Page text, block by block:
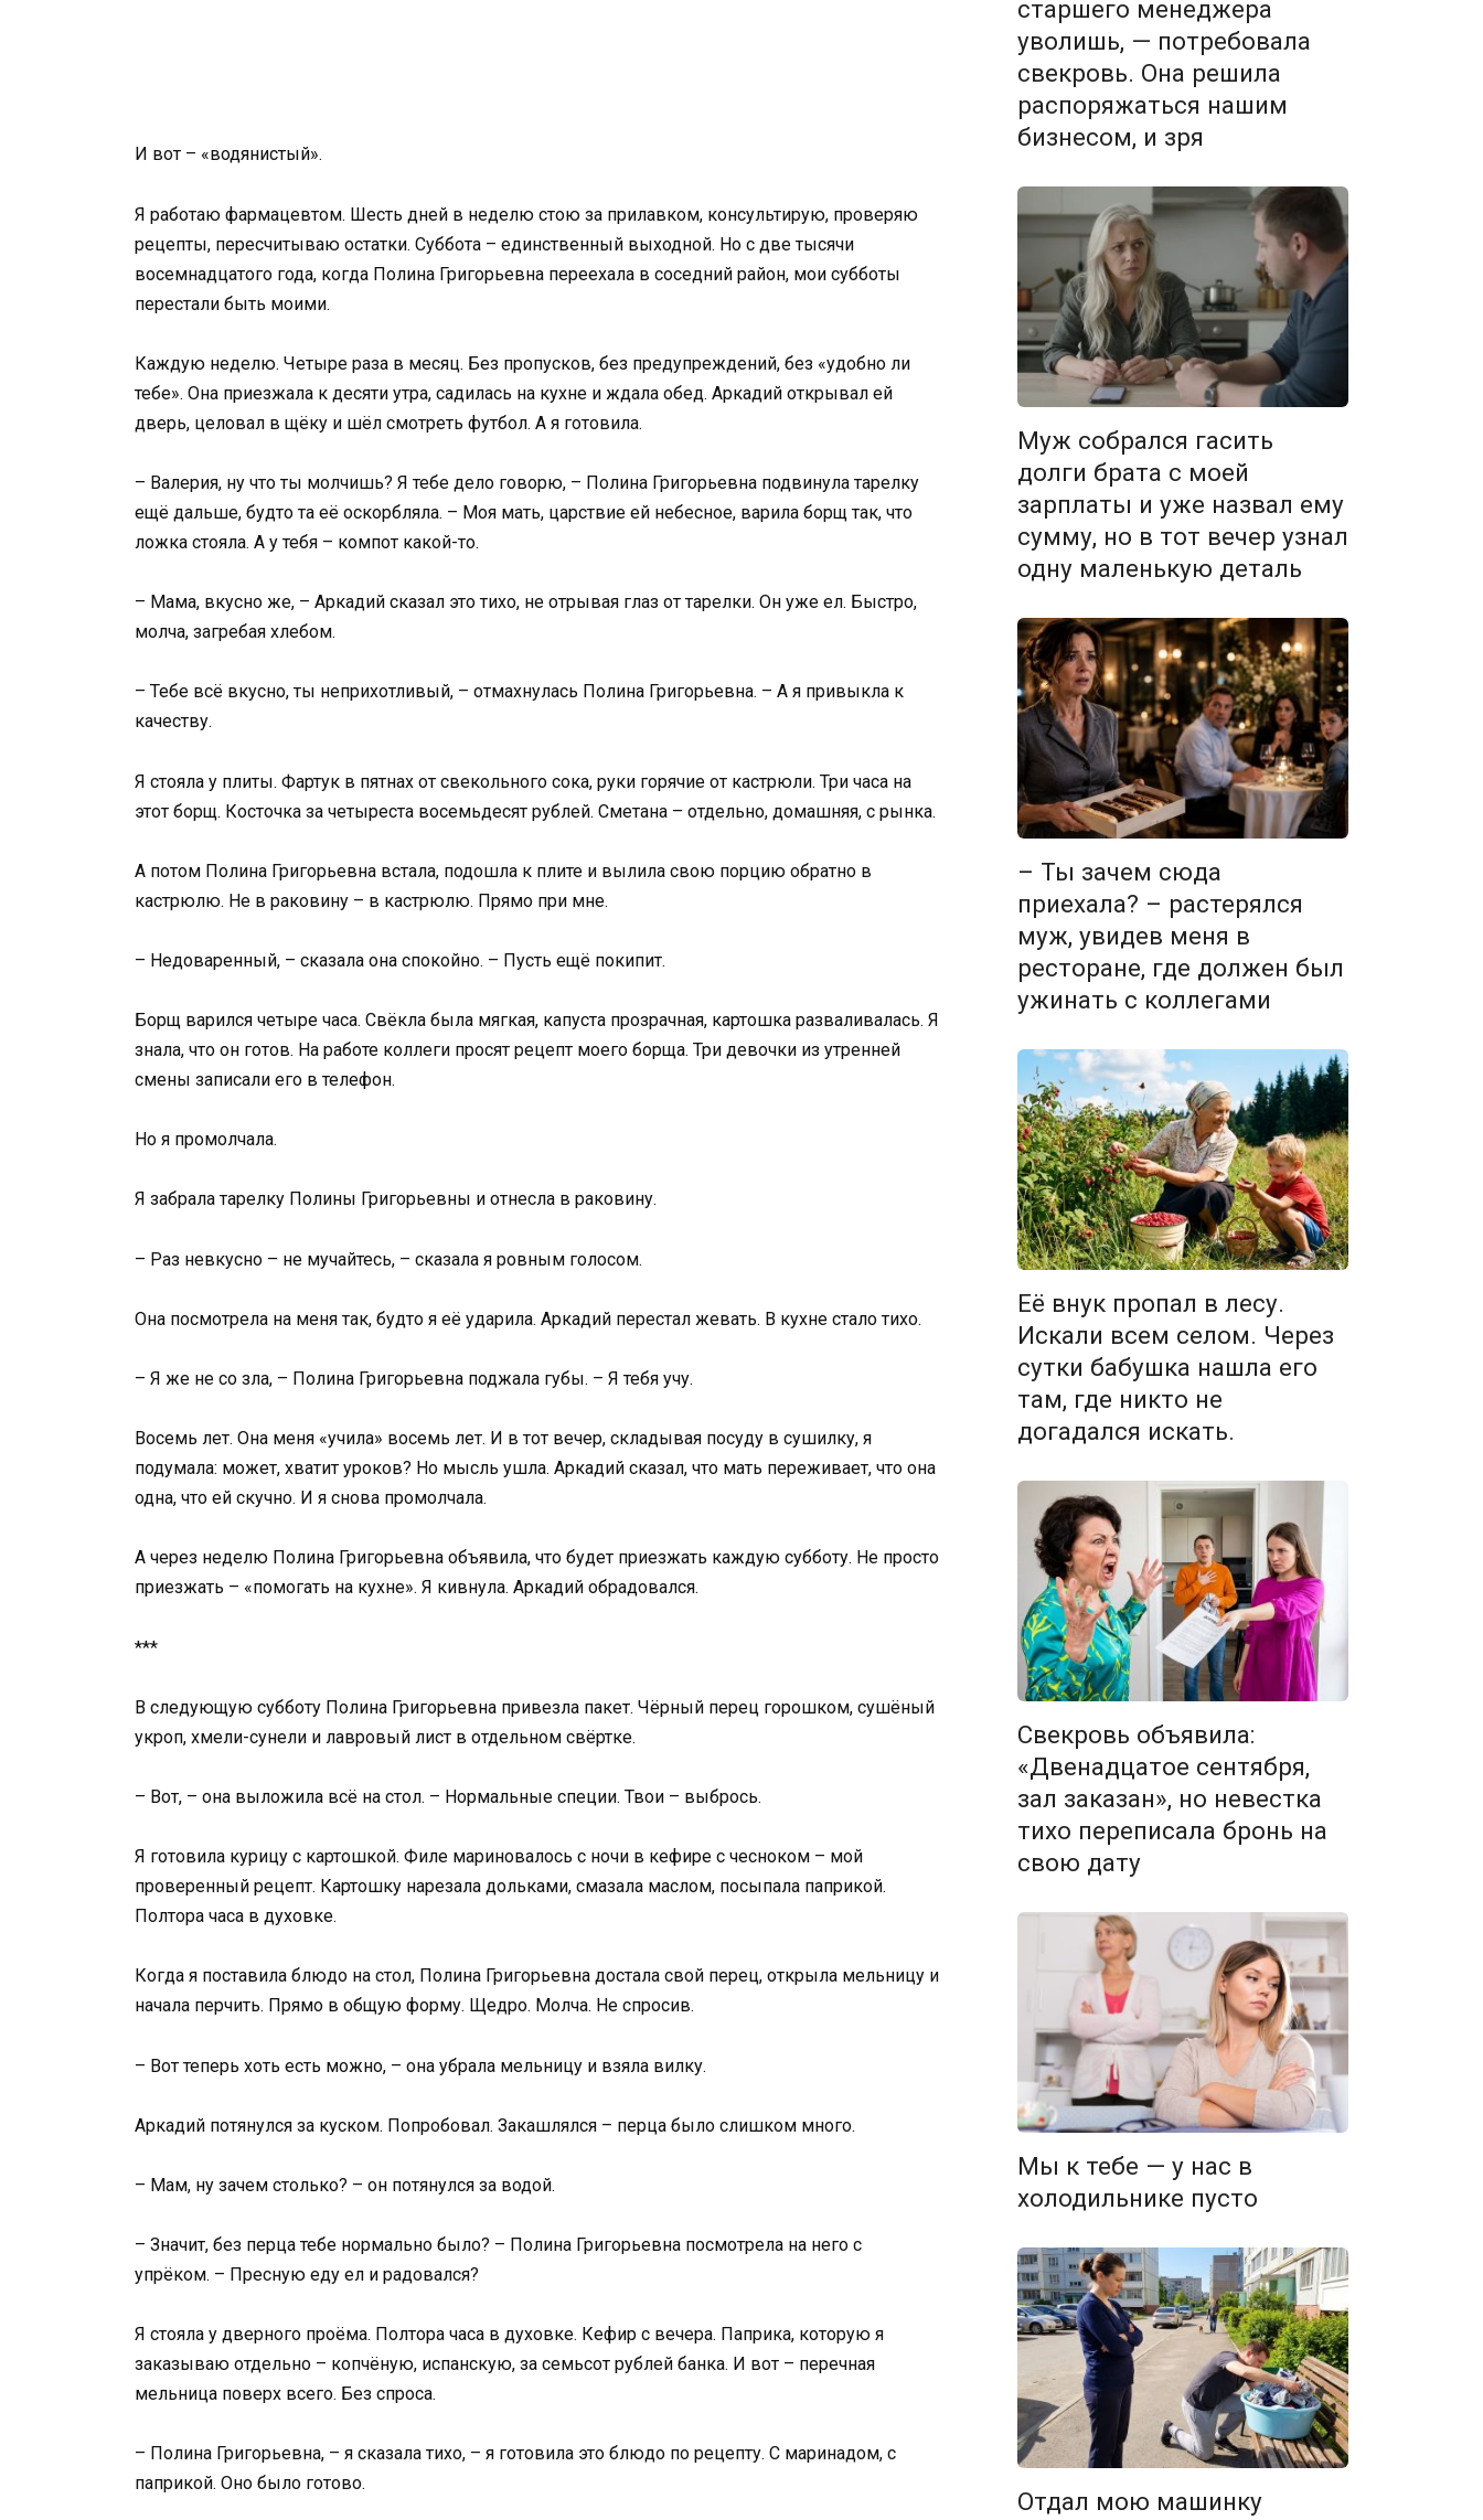
И вот – «водянистый».
Я работаю фармацевтом. Шесть дней в неделю стою за прилавком, консультирую, проверяю
рецепты, пересчитываю остатки. Суббота – единственный выходной. Но с две тысячи
восемнадцатого года, когда Полина Григорьевна переехала в соседний район, мои субботы
перестали быть моими.
Каждую неделю. Четыре раза в месяц. Без пропусков, без предупреждений, без «удобно ли
тебе». Она приезжала к десяти утра, садилась на кухне и ждала обед. Аркадий открывал ей
дверь, целовал в щёку и шёл смотреть футбол. А я готовила.
– Валерия, ну что ты молчишь? Я тебе дело говорю, – Полина Григорьевна подвинула тарелку
ещё дальше, будто та её оскорбляла. – Моя мать, царствие ей небесное, варила борщ так, что
ложка стояла. А у тебя – компот какой-то.
– Мама, вкусно же, – Аркадий сказал это тихо, не отрывая глаз от тарелки. Он уже ел. Быстро,
молча, загребая хлебом.
– Тебе всё вкусно, ты неприхотливый, – отмахнулась Полина Григорьевна. – А я привыкла к
качеству.
Я стояла у плиты. Фартук в пятнах от свекольного сока, руки горячие от кастрюли. Три часа на
этот борщ. Косточка за четыреста восемьдесят рублей. Сметана – отдельно, домашняя, с рынка.
А потом Полина Григорьевна встала, подошла к плите и вылила свою порцию обратно в
кастрюлю. Не в раковину – в кастрюлю. Прямо при мне.
– Недоваренный, – сказала она спокойно. – Пусть ещё покипит.
Борщ варился четыре часа. Свёкла была мягкая, капуста прозрачная, картошка разваливалась. Я
знала, что он готов. На работе коллеги просят рецепт моего борща. Три девочки из утренней
смены записали его в телефон.
Но я промолчала.
Я забрала тарелку Полины Григорьевны и отнесла в раковину.
– Раз невкусно – не мучайтесь, – сказала я ровным голосом.
Она посмотрела на меня так, будто я её ударила. Аркадий перестал жевать. В кухне стало тихо.
– Я же не со зла, – Полина Григорьевна поджала губы. – Я тебя учу.
Восемь лет. Она меня «учила» восемь лет. И в тот вечер, складывая посуду в сушилку, я
подумала: может, хватит уроков? Но мысль ушла. Аркадий сказал, что мать переживает, что она
одна, что ей скучно. И я снова промолчала.
А через неделю Полина Григорьевна объявила, что будет приезжать каждую субботу. Не просто
приезжать – «помогать на кухне». Я кивнула. Аркадий обрадовался.
***
В следующую субботу Полина Григорьевна привезла пакет. Чёрный перец горошком, сушёный
укроп, хмели-сунели и лавровый лист в отдельном свёртке.
– Вот, – она выложила всё на стол. – Нормальные специи. Твои – выбрось.
Я готовила курицу с картошкой. Филе мариновалось с ночи в кефире с чесноком – мой
проверенный рецепт. Картошку нарезала дольками, смазала маслом, посыпала паприкой.
Полтора часа в духовке.
Когда я поставила блюдо на стол, Полина Григорьевна достала свой перец, открыла мельницу и
начала перчить. Прямо в общую форму. Щедро. Молча. Не спросив.
– Вот теперь хоть есть можно, – она убрала мельницу и взяла вилку.
Аркадий потянулся за куском. Попробовал. Закашлялся – перца было слишком много.
– Мам, ну зачем столько? – он потянулся за водой.
– Значит, без перца тебе нормально было? – Полина Григорьевна посмотрела на него с
упрёком. – Пресную еду ел и радовался?
Я стояла у дверного проёма. Полтора часа в духовке. Кефир с вечера. Паприка, которую я
заказываю отдельно – копчёную, испанскую, за семьсот рублей банка. И вот – перечная
мельница поверх всего. Без спроса.
– Полина Григорьевна, – я сказала тихо, – я готовила это блюдо по рецепту. С маринадом, с
паприкой. Оно было готово.
старшего менеджера
уволишь, — потребовала
свекровь. Она решила
распоряжаться нашим
бизнесом, и зря
Муж собрался гасить
долги брата с моей
зарплаты и уже назвал ему
сумму, но в тот вечер узнал
одну маленькую деталь
– Ты зачем сюда
приехала? – растерялся
муж, увидев меня в
ресторане, где должен был
ужинать с коллегами
Её внук пропал в лесу.
Искали всем селом. Через
сутки бабушка нашла его
там, где никто не
догадался искать.
Свекровь объявила:
«Двенадцатое сентября,
зал заказан», но невестка
тихо переписала бронь на
свою дату
Мы к тебе — у нас в
холодильнике пусто
Отдал мою машинку